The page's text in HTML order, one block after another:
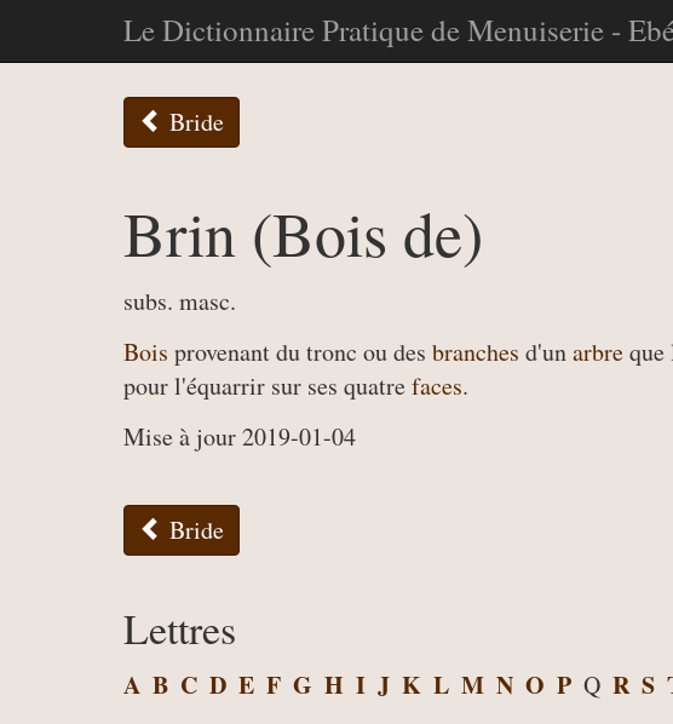
Le Dictionnaire Pratique de Menuiserie -
Bride
Brin (Bois de)
subs. masc.
Bois provenant du tronc ou des branches d'unarbreque
pour l'équarrir sur ses quatrefaces.
Mise à jour 2019-01-04
Bride
Lettres
A B C D E F G H I J K L M N O P Q R S